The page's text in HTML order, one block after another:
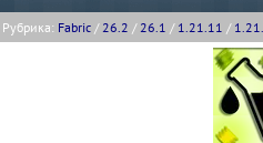
Рубрика: Fabric /26.2 /26.1 / 1.21.11 /